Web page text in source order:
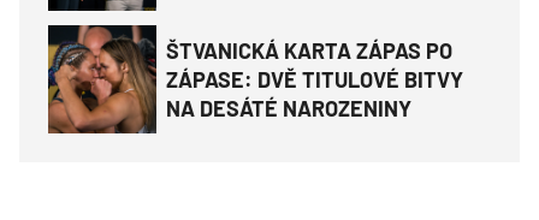
ŠTVANICKÁ KARTA ZÁPAS PO
ZÁPASE: DVĚ TITULOVÉ BITVY
NA DESÁTÉ NAROZENINY